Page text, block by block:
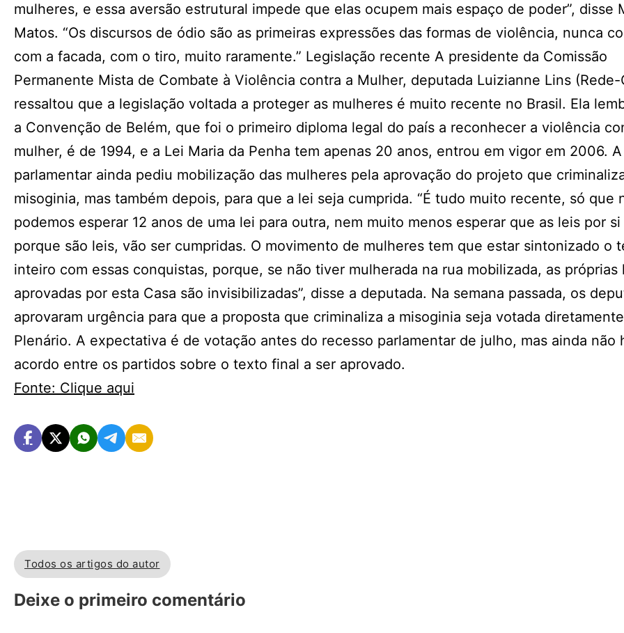
mulheres, e essa aversão estrutural impede que elas ocupem mais espaço de poder”, disse
Matos. “Os discursos de ódio são as primeiras expressões das formas de violência, nunca
com a facada, com o tiro, muito raramente.” Legislação recente A presidente da Comissão
Permanente Mista de Combate à Violência contra a Mulher, deputada Luizianne Lins (Rede-
ressaltou que a legislação voltada a proteger as mulheres é muito recente no Brasil. Ela
a Convenção de Belém, que foi o primeiro diploma legal do país a reconhecer a violência
mulher, é de 1994, e a Lei Maria da Penha tem apenas 20 anos, entrou em vigor em 2006. A
parlamentar ainda pediu mobilização das mulheres pela aprovação do projeto que
misoginia, mas também depois, para que a lei seja cumprida. “É tudo muito recente, só que
podemos esperar 12 anos de uma lei para outra, nem muito menos esperar que as leis por
porque são leis, vão ser cumpridas. O movimento de mulheres tem que estar sintonizado o
inteiro com essas conquistas, porque, se não tiver mulherada na rua mobilizada, as próprias
aprovadas por esta Casa são invisibilizadas”, disse a deputada. Na semana passada, os
aprovaram urgência para que a proposta que criminaliza a misoginia seja votada
Plenário. A expectativa é de votação antes do recesso parlamentar de julho, mas ainda não
acordo entre os partidos sobre o texto final a ser aprovado.
Fonte: Clique aqui
Todos os artigos do autor
Deixe o primeiro comentário